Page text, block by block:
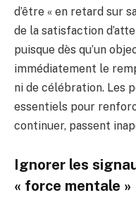
d’être « en retard sur
de la satisfaction
puisque dès qu’un
immédiatement le
ni de célébration. Les
essentiels pour
continuer, passent
Ignorer les
« force mentale »